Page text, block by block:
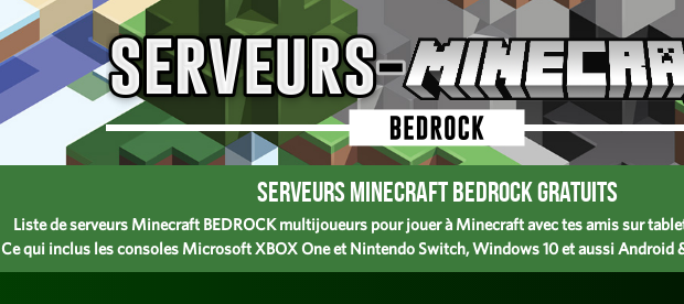
Serveurs Minecraft BEDROCK gratuits
Liste de serveurs Minecraft BEDROCK multijoueurs pour jouer à Minecraft avec tes amis sur
Ce qui inclus les consoles Microsoft XBOX One et Nintendo Switch, Windows 10 et aussi Android